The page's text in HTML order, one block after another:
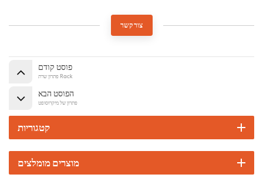
צור קשר
פוסט קודם
פתרון שרת Rack
הפוסט הבא
פתרון של מיקרוסופט
קטגוריות
מוצרים מומלצים